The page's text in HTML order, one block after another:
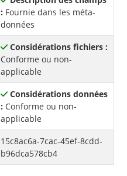
: Fournie dans les méta-
données
Considérations fichiers :
Conforme ou non-
applicable
Considérations données
: Conforme ou non-
applicable
15c8ac6a-7cac-45ef-8cdd-
b96dca578cb4